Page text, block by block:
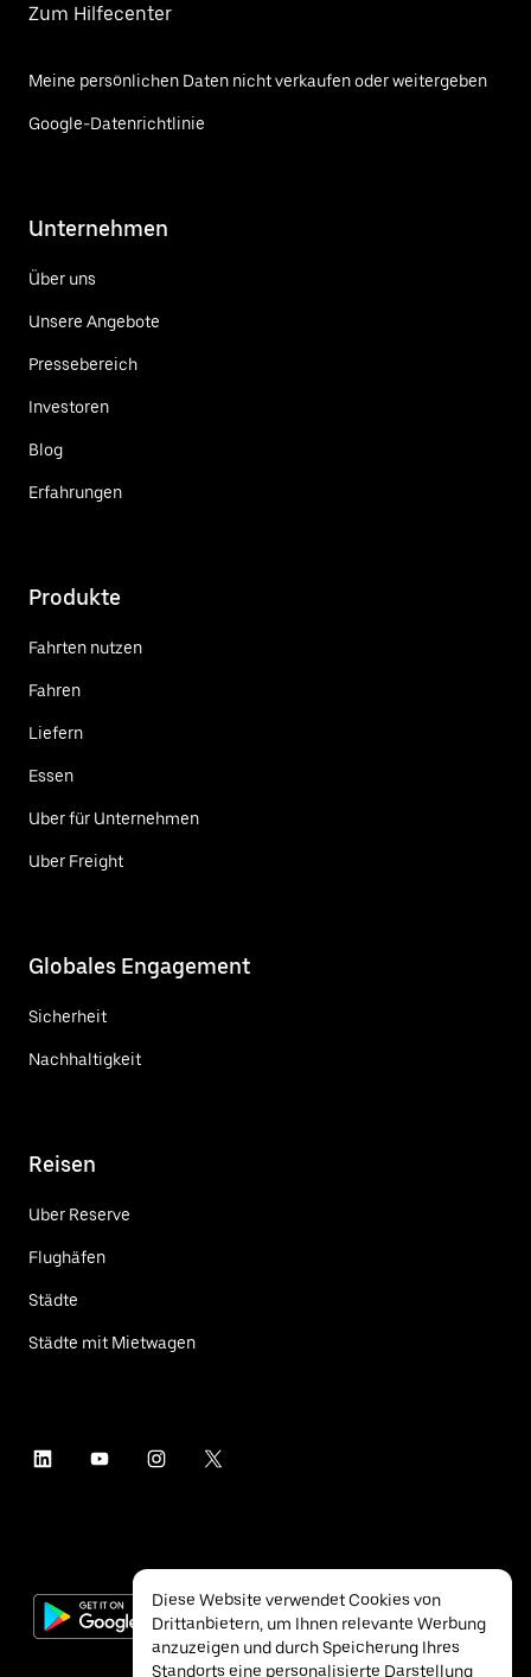
Zum Hilfecenter
Meine persönlichen Daten nicht verkaufen oder weitergeben
Google-Datenrichtlinie
Unternehmen
Über uns
Unsere Angebote
Pressebereich
Investoren
Blog
Erfahrungen
Produkte
Fahrten nutzen
Fahren
Liefern
Essen
Uber für Unternehmen
Uber Freight
Globales Engagement
Sicherheit
Nachhaltigkeit
Reisen
Uber Reserve
Flughäfen
Städte
Städte mit Mietwagen
Diese Website verwendet Cookies von
Drittanbietern, um Ihnen relevante Werbung
anzuzeigen und durch Speicherung Ihres
Standorts eine personalisierte Darstellung